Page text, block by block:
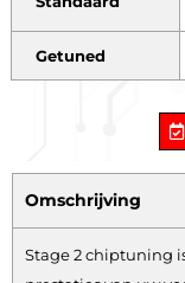
Getuned
Omschrijving
Stage 2 chiptuning